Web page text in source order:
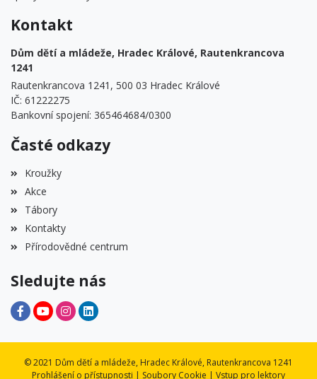
Kontakt
Dům dětí a mládeže, Hradec Králové, Rautenkrancova
1241
Rautenkrancova 1241, 500 03 Hradec Králové
IČ: 61222275
Bankovní spojení: 365464684/0300
Časté odkazy
Kroužky
Akce
Tábory
Kontakty
Přírodovědné centrum
Sledujte nás
© 2021 Dům dětí a mládeže, Hradec Králové, Rautenkrancova 1241
Prohlášení o přístupnosti | Soubory Cookie | Vstup pro lektory